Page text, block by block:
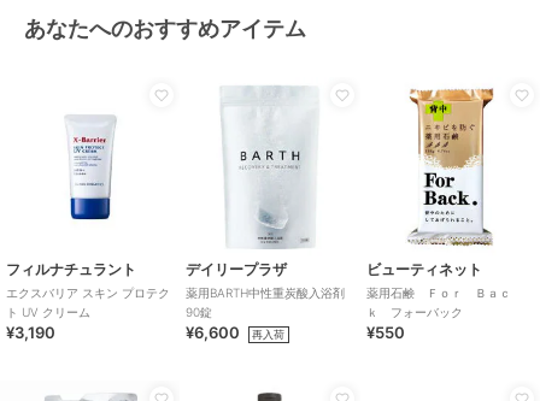
あなたへのおすすめアイテム
フィルナチュラント
エクスバリア スキン プロテク
ト UV クリーム
¥3,190
デイリープラザ
薬用BARTH中性重炭酸入浴剤
90錠
¥6,600 再入荷
ビューティネット
薬用石鹸 Ｆｏｒ Ｂａｃ
ｋ フォーバック
¥550